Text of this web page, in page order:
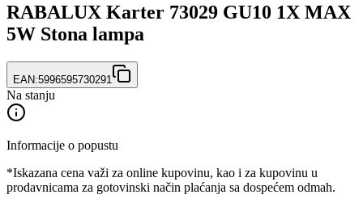
RABALUX Karter 73029 GU10 1X MAX
5W Stona lampa
EAN:5996595730291
Na stanju
Informacije o popustu
*Iskazana cena važi za online kupovinu, kao i za kupovinu u
prodavnicama za gotovinski način plaćanja sa dospećem odmah.